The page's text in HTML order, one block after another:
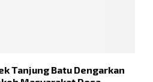
Tanjung Batu Dengarkan